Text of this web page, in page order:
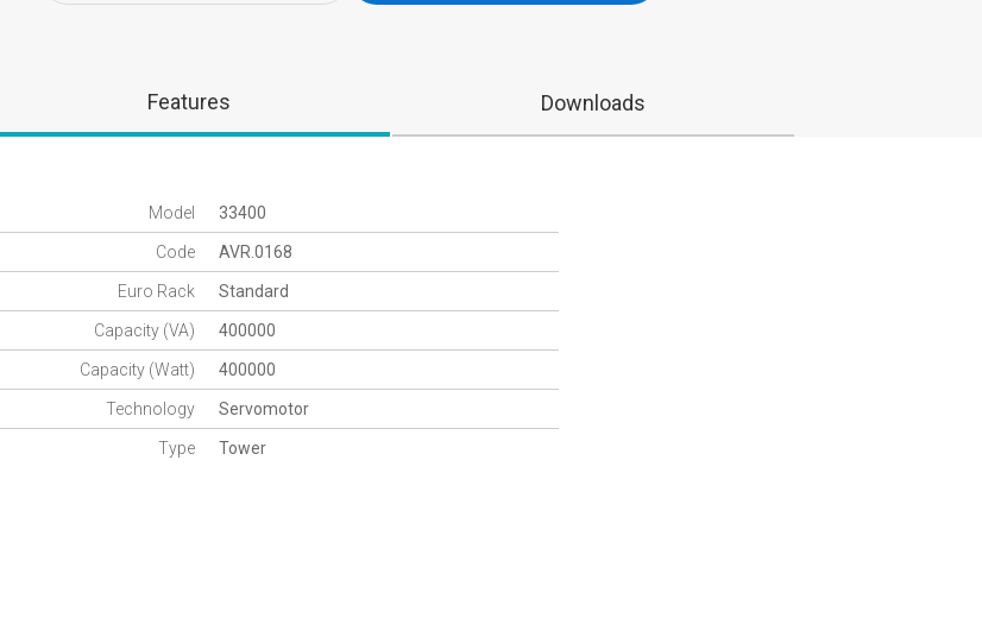
Features Downloads
Model 33400
Code AVR.0168
Euro Rack Standard
Capacity (VA) 400000
Capacity (Watt) 400000
Technology Servomotor
Type Tower